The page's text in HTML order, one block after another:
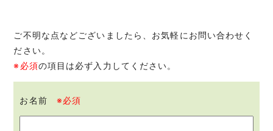
ご不明な点などございましたら、お気軽にお問い合わせく
ださい。
※必須の項目は必ず入力してください。
お名前 ※必須